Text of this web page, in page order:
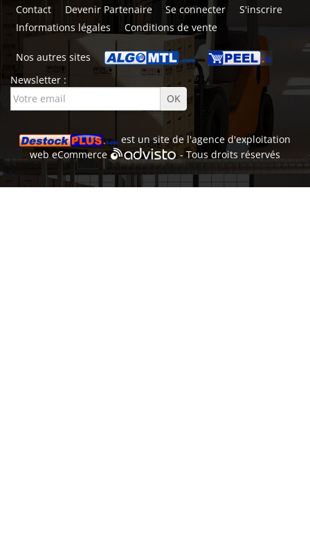
Contact Devenir Partenaire Se connecter
S'inscrire
Informations légales
Conditions de vente
Nos autres sites
Newsletter :
est un site de l'agence d'exploitation
webeCommerce - Tous droits réservés